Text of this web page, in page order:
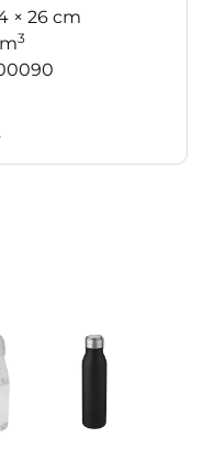
× 26 cm
3